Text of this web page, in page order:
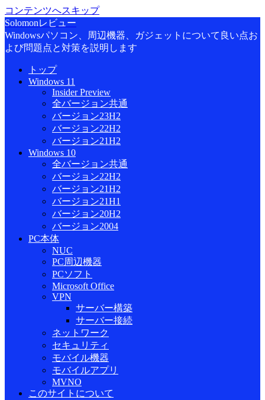
コンテンツへスキップ
Solomonレビュー
Windowsパソコン、周辺機器、ガジェットについて良い点お
よび問題点と対策を説明します
トップ
Windows 11
Insider Preview
全バージョン共通
バージョン23H2
バージョン22H2
バージョン21H2
Windows 10
全バージョン共通
バージョン22H2
バージョン21H2
バージョン21H1
バージョン20H2
バージョン2004
PC本体
NUC
PC周辺機器
PCソフト
Microsoft Office
VPN
サーバー構築
サーバー接続
ネットワーク
セキュリティ
モバイル機器
モバイルアプリ
MVNO
このサイトについて